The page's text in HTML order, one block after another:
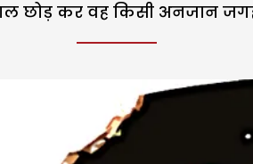
छोड़ कर वह किसी अनजान